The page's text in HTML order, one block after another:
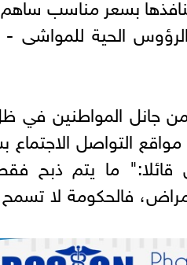
الحية للمواشى -
المواطنين في ظل
التواصل الاجتماع
ما يتم ذبح
فالحكومة لا